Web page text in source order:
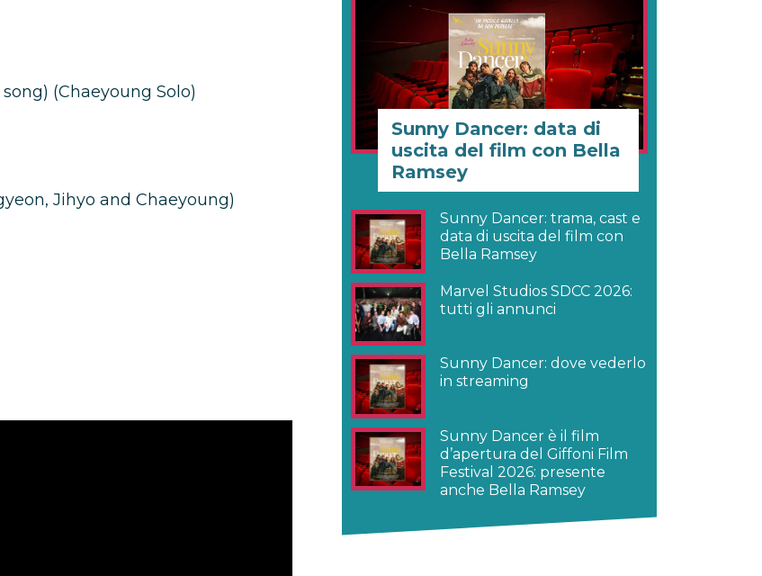
(Chaeyoung Solo)
Jihyo and Chaeyoung)
Sunny Dancer: data di
uscita del film con Bella
Ramsey
Sunny Dancer: trama, cast e
data di uscita del film con
Bella Ramsey
Marvel Studios SDCC 2026:
tutti gli annunci
Sunny Dancer: dove vederlo
in streaming
Sunny Dancer è il film
d’apertura del Giffoni Film
Festival 2026: presente
anche Bella Ramsey